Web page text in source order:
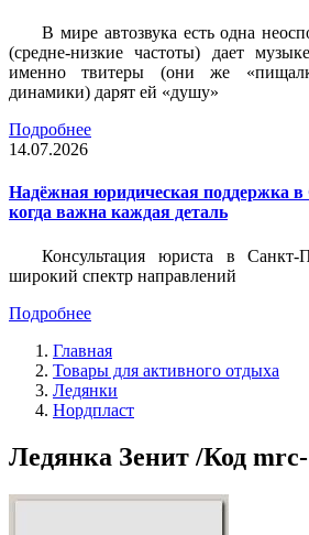
В мире автозвука есть одна
(средне-низкие частоты) дает
именно твитеры (они же
динамики) дарят ей «душу»
Подробнее
14.07.2026
Надёжная юридическая поддержка в
когда важна каждая деталь
Консультация юриста в Санкт-
широкий спектр направлений
Подробнее
Главная
Товары для активного отдыха
Ледянки
Нордпласт
Ледянка Зенит /Код mrc-